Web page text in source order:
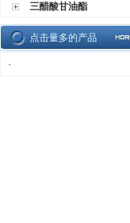
三醋酸甘油酯
点击量多的产品
·